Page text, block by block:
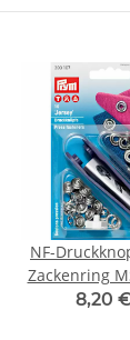
NF-
Zackenring
silberfarbig
8,20